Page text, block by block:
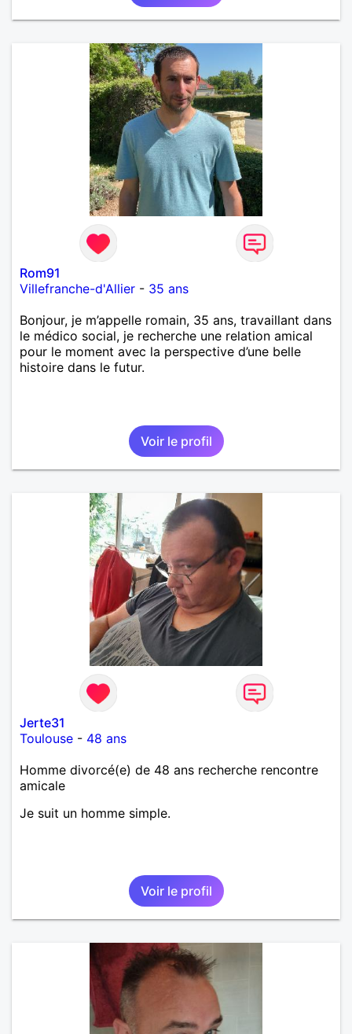
Rom91
Villefranche-d'Allier - 35 ans
Bonjour, je m’appelle romain, 35 ans, travaillant dans
le médico social, je recherche une relation amical
pour le moment avec la perspective d’une belle
histoire dans le futur.
Voir le profil
Jerte31
Toulouse - 48 ans
Homme divorcé(e) de 48 ans recherche rencontre
amicale
Je suit un homme simple.
Voir le profil